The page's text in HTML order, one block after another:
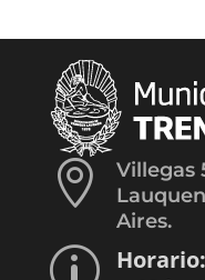

Villegas
Aires.
Horario: